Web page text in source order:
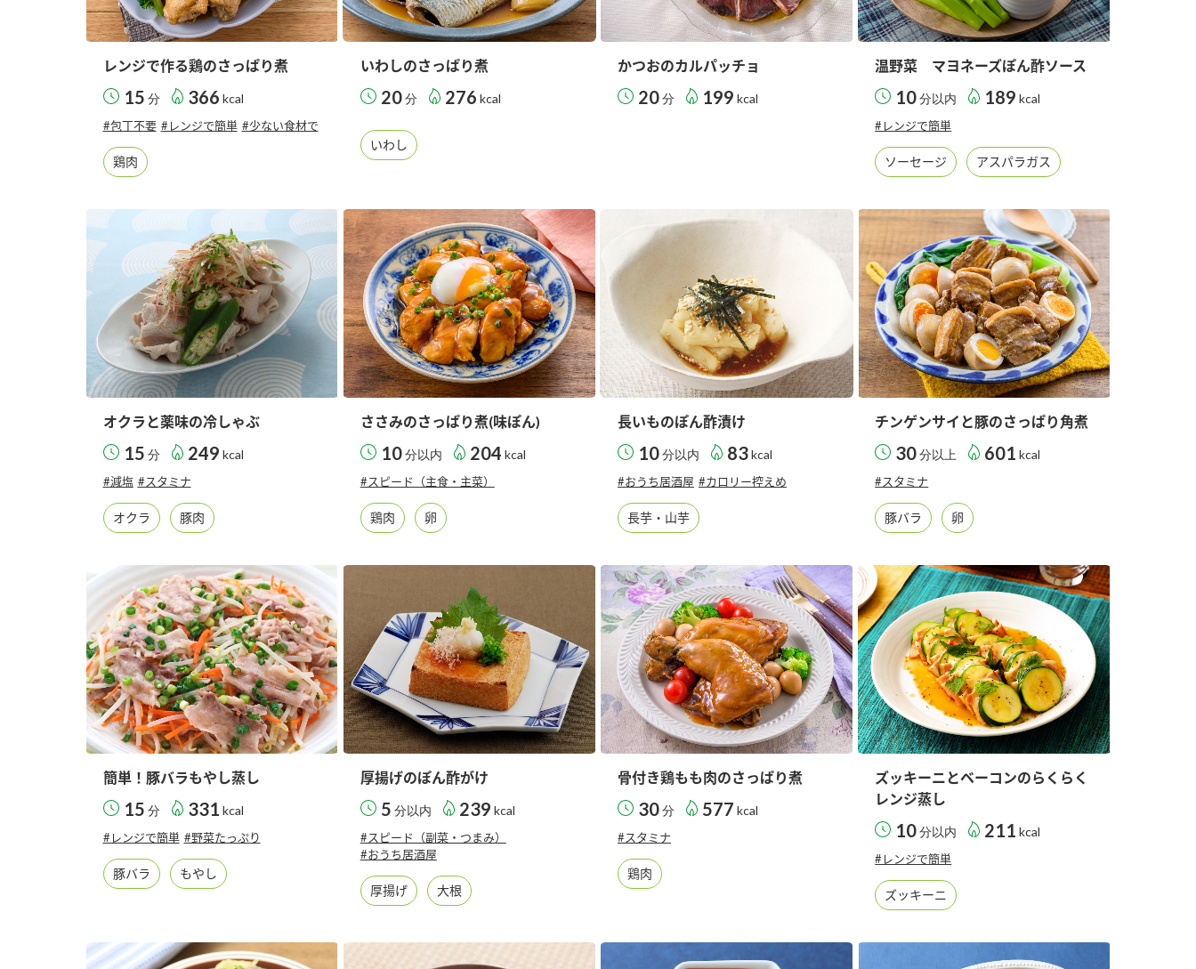
レンジで作る鶏のさっぱり煮
15 分 366 kcal
#包丁不要 #レンジで簡単 #少ない食材で
鶏肉
いわしのさっぱり煮
20分 276 kcal
いわし
かつおのカルパッチョ
20分 199 kcal
温野菜 マヨネーズぽん酢ソース
10分以内 189 kcal
#レンジで簡単
ソーセージ アスパラガス
オクラと薬味の冷しゃぶ
15 分 249 kcal
#減塩 #スタミナ
オクラ 豚肉
ささみのさっぱり煮(味ぽん)
10分以内 204 kcal
#スピード（主食・主菜）
鶏肉 卵
長いものぽん酢漬け
10分以内 83kcal
#おうち居酒屋 #カロリー控えめ
長芋・山芋
チンゲンサイと豚のさっぱり角煮
30分以上 601 kcal
#スタミナ
豚バラ 卵
簡単！豚バラもやし蒸し
15 分 331 kcal
#レンジで簡単 #野菜たっぷり
豚バラ もやし
厚揚げのぽん酢がけ
5 分以内 239 kcal
#スピード（副菜・つまみ）
#おうち居酒屋
厚揚げ 大根
骨付き鶏もも肉のさっぱり煮
30分 577 kcal
#スタミナ
鶏肉
ズッキーニとベーコンのらくらく
レンジ蒸し
10分以内 211 kcal
#レンジで簡単
ズッキーニ